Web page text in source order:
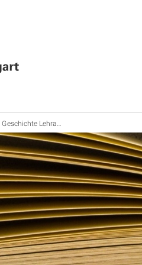
Geschichte Lehramt B.A.